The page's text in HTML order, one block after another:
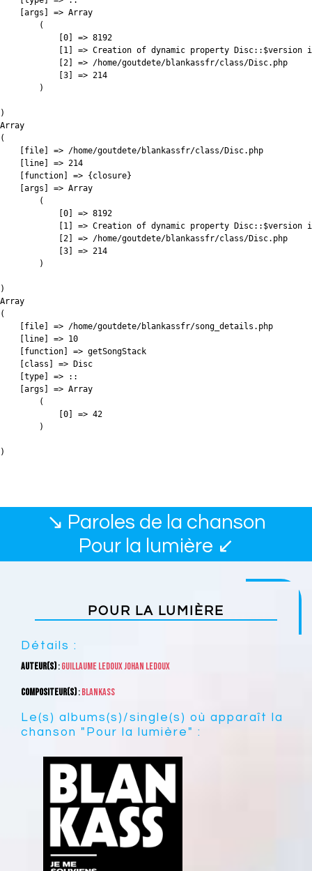
    [args] => Array
        (
            [0] => 8192
[1] => Creation of dynamic property Disc::$version
            [2] => /home/goutdete/blankassfr/class/Disc.php
            [3] => 214
        )
)
Array
(
    [file] => /home/goutdete/blankassfr/class/Disc.php
    [line] => 214
    [function] => {closure}
    [args] => Array
        (
            [0] => 8192
[1] => Creation of dynamic property Disc::$version
            [2] => /home/goutdete/blankassfr/class/Disc.php
            [3] => 214
        )
)
Array
(
    [file] => /home/goutdete/blankassfr/song_details.php
    [line] => 10
    [function] => getSongStack
    [class] => Disc
    [type] => ::
    [args] => Array
        (
            [0] => 42
        )
↘ Paroles de la chanson
Pour la lumière ↙
POUR LA LUMIÈRE
Détails :
Auteur(s):Guillaume LedouxJohan Ledoux
Compositeur(s):Blankass
Le(s) albums(s)/single(s) où apparaît la
chanson "Pour la lumière" :